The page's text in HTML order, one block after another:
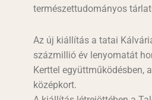
természettudományos
Az új kiállítás a tatai
százmillió év lenyomatát
Kerttel együttműködésben,
középkort.